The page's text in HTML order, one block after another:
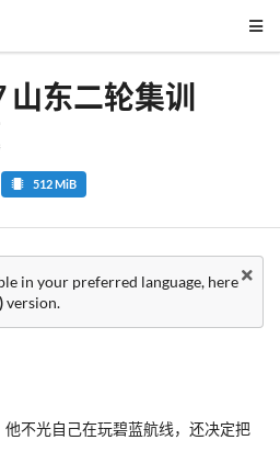
山东二轮集训
512 MiB
in your preferred language, here
version.
不光自己在玩碧蓝航线，还决定把